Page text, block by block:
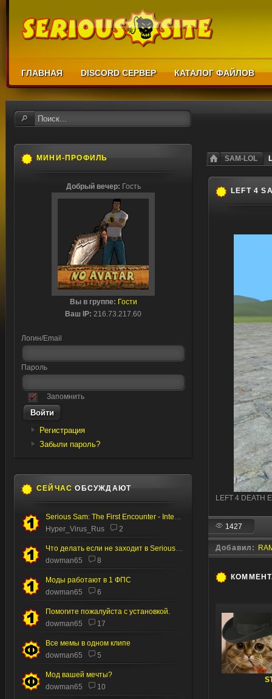
ГЛАВНАЯ DISCORD СЕРВЕР КАТАЛОГ ФАЙЛОВ
SAM-LOL
LEFT 4
LEFT 4 DEATH
1427
Добавил:
МИНИ-ПРОФИЛЬ
Добрый вечер: Гость
Вы в группе: Гости
Ваш IP: 216.73.217.60
Логин/Email
Пароль
Запомнить
Регистрация
Забыли пароль?
СЕЙЧАС ОБСУЖДАЮТ
Serious Sam: The First Encounter - Internal Test
Hyper_Virus_Rus
2
Что делать если не заходит в Serious editor
dowman65
8
Моды работают в 1 ФПС
dowman65
6
Помогите пожалуйста с установкой.
dowman65
17
Все мемы в одном клипе
dowman65
5
Мод вашей мечты?
dowman65
10